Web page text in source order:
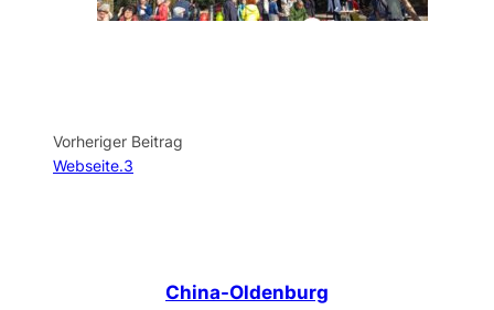
Vorheriger Beitrag
Webseite.3
China-Oldenburg